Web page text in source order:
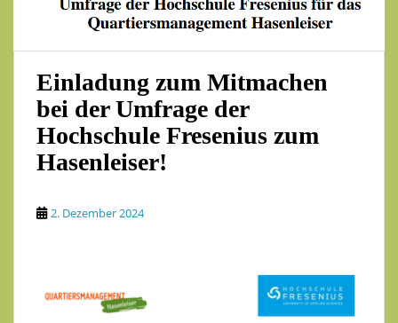
Einladung zum Mitmachen
bei der Umfrage der
Hochschule Fresenius zum
Hasenleiser!
2. Dezember 2024